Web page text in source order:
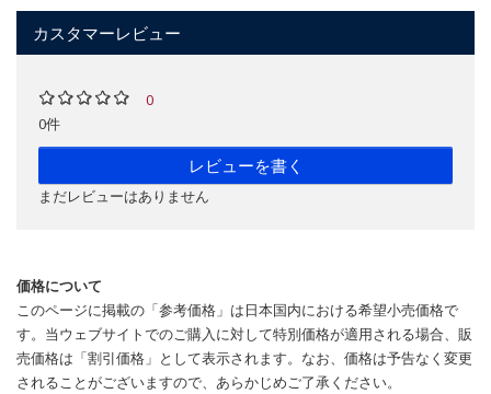
カスタマーレビュー
0
0件
レビューを書く
まだレビューはありません
価格について
このページに掲載の「参考価格」は日本国内における希望小売価格で
す。当ウェブサイトでのご購入に対して特別価格が適用される場合、販
売価格は「割引価格」として表示されます。なお、価格は予告なく変更
されることがございますので、あらかじめご了承ください。